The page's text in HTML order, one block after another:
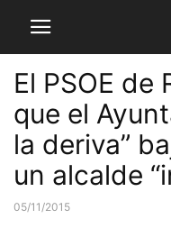
El PSOE de
que el
la deriva”
un alcalde
05/11/2015